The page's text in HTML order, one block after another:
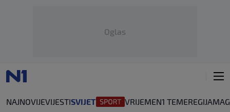
Oglas
NAJNOVIJEVIJESTISVIJET VRIJEMEN1 TEMEREGIJA